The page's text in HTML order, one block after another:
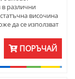
в различни
височина
да се използват
е на метър,
ПОРЪЧАЙ